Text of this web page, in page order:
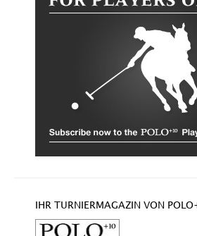
IHR TURNIERMAGAZIN VON